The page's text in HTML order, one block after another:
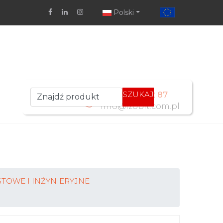
Polski
+48 77 461 52 87
info@izobit.com.pl
I INŻYNIERYJNE
SZUKAJ